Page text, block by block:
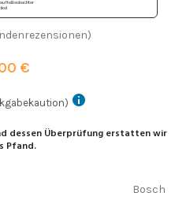
Beobachter
€
dessen Überprüfung erstatten wir
Pfand.
Bosch